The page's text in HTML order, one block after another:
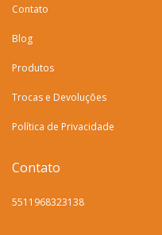
Contato
Blog
Produtos
Trocas e Devoluções
Política de Privacidade
Contato
5511968323138